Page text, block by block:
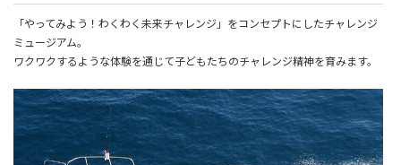
「やってみよう！わくわく未来チャレンジ」をコンセプトにしたチャレンジ
ミュージアム。
ワクワクするような体験を通じて子どもたちのチャレンジ精神を育みます。